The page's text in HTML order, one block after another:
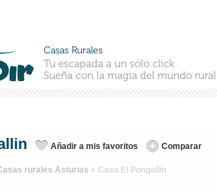
Casas Rurales
Tu escapada a un sólo click
Sueña con la magia del mundo rural
Añadir a mis favoritos Comparar
rurales Asturias » Casa El Pongallin